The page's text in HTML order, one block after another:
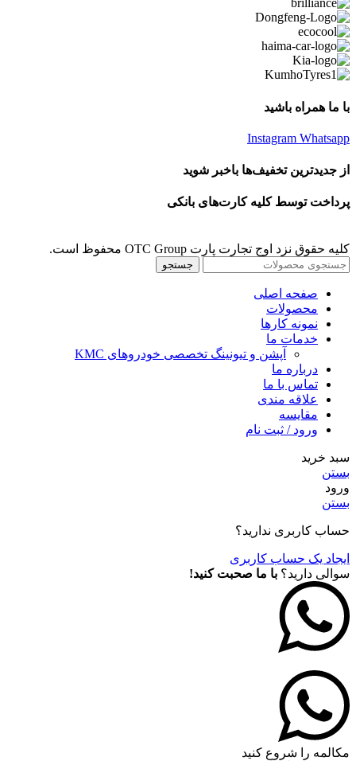
با ما همراه باشید
Instagram Whatsapp
از جدیدترین تخفیف‌ها باخبر شوید
پرداخت توسط کلیه کارت‌های بانکی
کلیه حقوق نزد اوج تجارت پارت OTC Group محفوظ است.
جستجو
صفحه اصلی
محصولات
نمونه کارها
خدمات ما
آپشن و تیونینگ تخصصی خودروهای KMC
درباره ما
تماس با ما
علاقه مندی
مقايسه
ورود / ثبت نام
سبد خرید
بستن
ورود
بستن
حساب کاربری ندارید؟
ایجاد یک حساب کاربری
سوالی دارید؟ با ما صحبت کنید!
مکالمه را شروع کنید